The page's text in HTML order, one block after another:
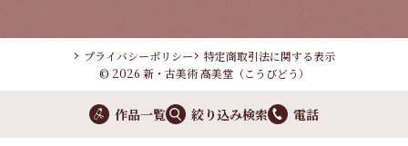
プライバシーポリシー
特定商取引法に関する表示
© 2026 新・古美術 高美堂（こうびどう）
作品一覧 絞り込み検索 電話